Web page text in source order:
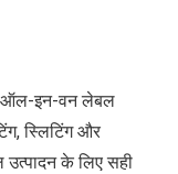
ऑल-इन-वन लेबल
स्लिटिंग और
उत्पादन के लिए सही